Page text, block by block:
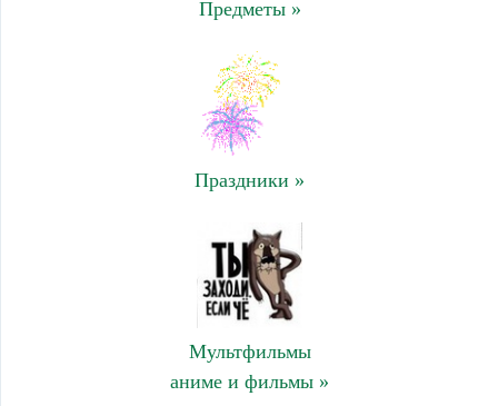
Предметы »
Праздники »
Мультфильмы
аниме и фильмы »